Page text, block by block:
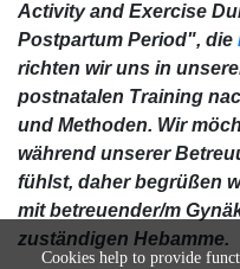
Activity and Exercise
Postpartum Period", die
richten wir uns in
postnatalen Training
und Methoden. Wir
während unserer
fühlst, daher begrüßen
mit betreuender/m
zuständigen Hebamme.
Cookies help to provide